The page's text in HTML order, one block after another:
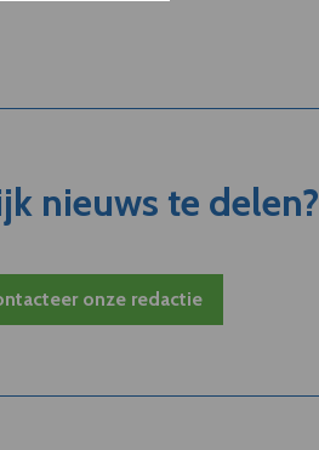
nieuws te delen?
onze redactie